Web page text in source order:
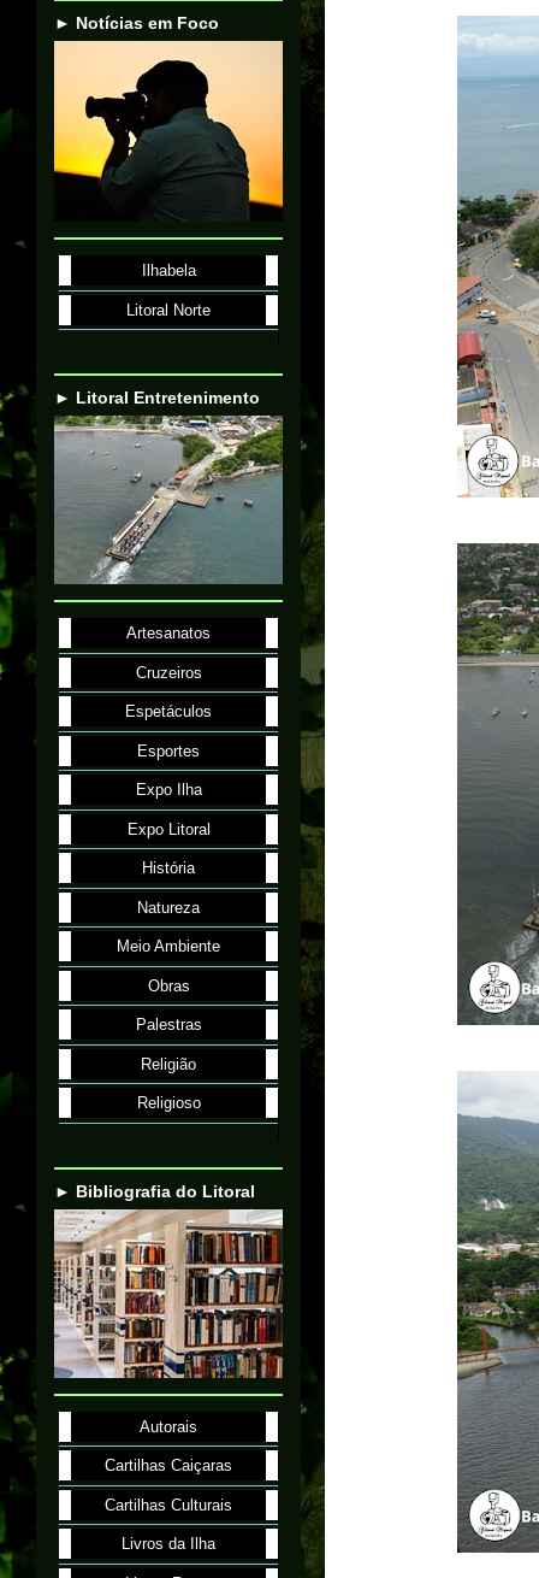
► Notícias em Foco
Ilhabela
Litoral Norte
► Litoral Entretenimento
Artesanatos
Cruzeiros
Espetáculos
Esportes
Expo Ilha
Expo Litoral
História
Natureza
Meio Ambiente
Obras
Palestras
Religião
Religioso
► Bibliografia do Litoral
Autorais
Cartilhas Caiçaras
Cartilhas Culturais
Livros da Ilha